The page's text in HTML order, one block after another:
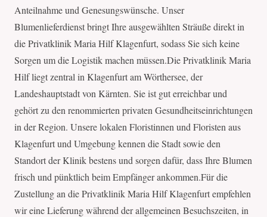
Anteilnahme und Genesungswünsche. Unser
Blumenlieferdienst bringt Ihre ausgewählten Sträuße direkt in
die Privatklinik Maria Hilf Klagenfurt, sodass Sie sich keine
Sorgen um die Logistik machen müssen.Die Privatklinik Maria
Hilf liegt zentral in Klagenfurt am Wörthersee, der
Landeshauptstadt von Kärnten. Sie ist gut erreichbar und
gehört zu den renommierten privaten Gesundheitseinrichtungen
in der Region. Unsere lokalen Floristinnen und Floristen aus
Klagenfurt und Umgebung kennen die Stadt sowie den
Standort der Klinik bestens und sorgen dafür, dass Ihre Blumen
frisch und pünktlich beim Empfänger ankommen.Für die
Zustellung an die Privatklinik Maria Hilf Klagenfurt empfehlen
wir eine Lieferung während der allgemeinen Besuchszeiten, in